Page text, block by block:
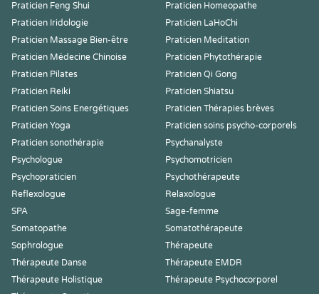
Praticien Feng Shui
Praticien Homeopathe
Praticien Iridologie
Praticien LaHoChi
Praticien Massage Bien-être
Praticien Meditation
Praticien Médecine Chinoise
Praticien Phytothérapie
Praticien Pilates
Praticien Qi Gong
Praticien Reiki
Praticien Shiatsu
Praticien Soins Energétiques
Praticien Thérapies brèves
Praticien Yoga
Praticien soins psycho-corporels
Praticien sonothérapie
Psychanalyste
Psychologue
Psychomotricien
Psychopraticien
Psychothérapeute
Reflexologue
Relaxologue
SPA
Sage-femme
Somatopathe
Somatothérapeute
Sophrologue
Thérapeute
Thérapeute Danse
Thérapeute EMDR
Thérapeute Holistique
Thérapeute Psychocorporel